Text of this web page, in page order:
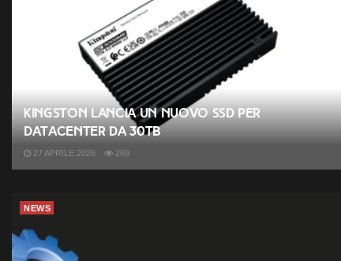
Kingston lancia un nuovo SSD per
datacenter da 30TB
27 APRILE 2026 269
NEWS